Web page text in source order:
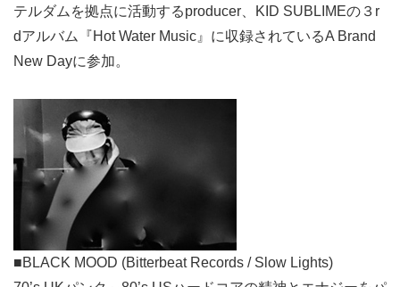
テルダムを拠点に活動するproducer、KID SUBLIMEの３r
dアルバム『Hot Water Music』に収録されているA Brand
New Dayに参加。
■BLACK MOOD (Bitterbeat Records / Slow Lights)